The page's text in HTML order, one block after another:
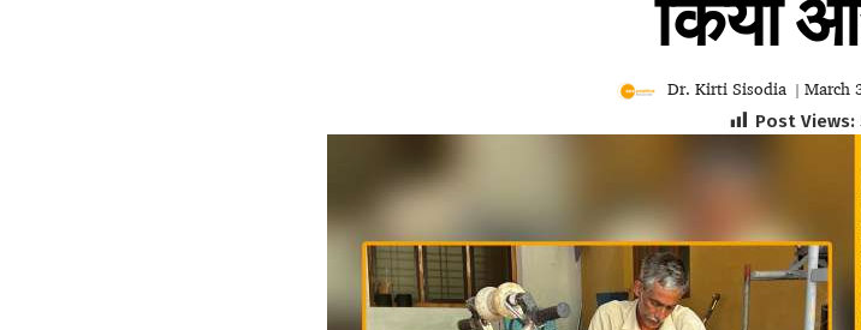
किया
Dr. Kirti Sisodia | March
Post Views: